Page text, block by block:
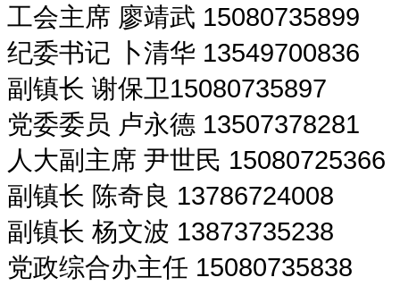
工会主席 廖靖武 15080735899
纪委书记 卜清华 13549700836
副镇长 谢保卫15080735897
党委委员 卢永德 13507378281
人大副主席 尹世民 15080725366
副镇长 陈奇良 13786724008
副镇长 杨文波 13873735238
党政综合办主任 15080735838